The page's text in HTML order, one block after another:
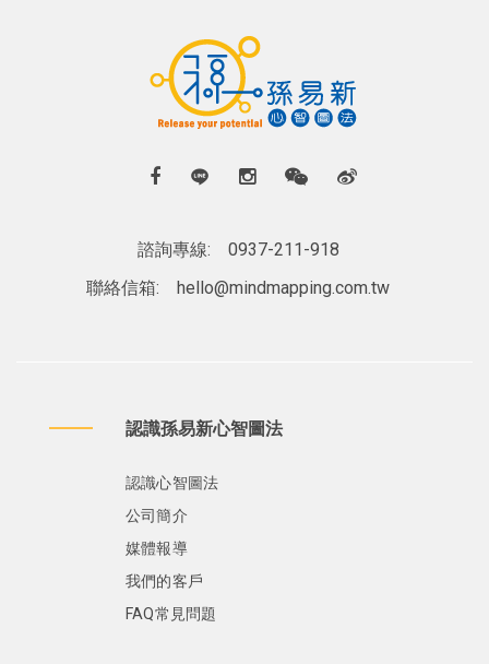
諮詢專線:
0937-211-918
聯絡信箱:
hello@mindmapping.com.tw
認識孫易新心智圖法
認識心智圖法
公司簡介
媒體報導
我們的客戶
FAQ常見問題